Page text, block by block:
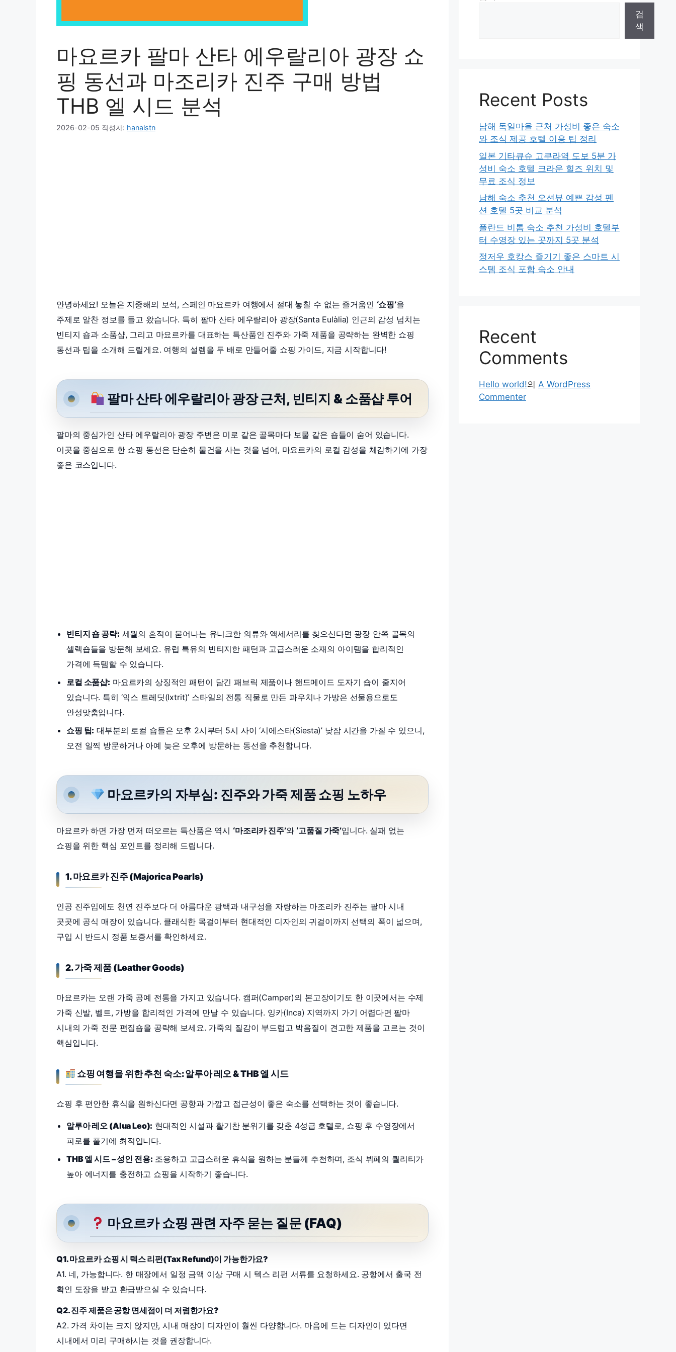
마요르카 팔마 산타 에우랄리아 광장 쇼
핑 동선과 마조리카 진주 구매 방법
THB 엘 시드 분석
2026-02-05 작성자: hanalstn
안녕하세요! 오늘은 지중해의 보석, 스페인 마요르카 여행에서 절대 놓칠 수 없는 즐거움인 ‘쇼핑’을
주제로 알찬 정보를 들고 왔습니다. 특히 팔마 산타 에우랄리아 광장(Santa Eulàlia) 인근의 감성 넘치는
빈티지 숍과 소품샵, 그리고 마요르카를 대표하는 특산품인 진주와 가죽 제품을 공략하는 완벽한 쇼핑
동선과 팁을 소개해 드릴게요. 여행의 설렘을 두 배로 만들어줄 쇼핑 가이드, 지금 시작합니다!
팔마 산타 에우랄리아 광장 근처, 빈티지 & 소품샵 투어
팔마의 중심가인 산타 에우랄리아 광장 주변은 미로 같은 골목마다 보물 같은 숍들이 숨어 있습니다.
이곳을 중심으로 한 쇼핑 동선은 단순히 물건을 사는 것을 넘어, 마요르카의 로컬 감성을 체감하기에 가장
좋은 코스입니다.
빈티지 숍 공략: 세월의 흔적이 묻어나는 유니크한 의류와 액세서리를 찾으신다면 광장 안쪽 골목의
셀렉숍들을 방문해 보세요. 유럽 특유의 빈티지한 패턴과 고급스러운 소재의 아이템을 합리적인
가격에 득템할 수 있습니다.
로컬 소품샵: 마요르카의 상징적인 패턴이 담긴 패브릭 제품이나 핸드메이드 도자기 숍이 줄지어
있습니다. 특히 ‘익스 트레딧(Ixtrit)’ 스타일의 전통 직물로 만든 파우치나 가방은 선물용으로도
안성맞춤입니다.
쇼핑 팁: 대부분의 로컬 숍들은 오후 2시부터 5시 사이 ‘시에스타(Siesta)’ 낮잠 시간을 가질 수 있으니,
오전 일찍 방문하거나 아예 늦은 오후에 방문하는 동선을 추천합니다.
마요르카의 자부심: 진주와 가죽 제품 쇼핑 노하우
마요르카 하면 가장 먼저 떠오르는 특산품은 역시 ‘마조리카 진주’와 ‘고품질 가죽’입니다. 실패 없는
쇼핑을 위한 핵심 포인트를 정리해 드립니다.
1. 마요르카 진주 (Majorica Pearls)
인공 진주임에도 천연 진주보다 더 아름다운 광택과 내구성을 자랑하는 마조리카 진주는 팔마 시내
곳곳에 공식 매장이 있습니다. 클래식한 목걸이부터 현대적인 디자인의 귀걸이까지 선택의 폭이 넓으며,
구입 시 반드시 정품 보증서를 확인하세요.
2. 가죽 제품 (Leather Goods)
마요르카는 오랜 가죽 공예 전통을 가지고 있습니다. 캠퍼(Camper)의 본고장이기도 한 이곳에서는 수제
가죽 신발, 벨트, 가방을 합리적인 가격에 만날 수 있습니다. 잉카(Inca) 지역까지 가기 어렵다면 팔마
시내의 가죽 전문 편집숍을 공략해 보세요. 가죽의 질감이 부드럽고 박음질이 견고한 제품을 고르는 것이
핵심입니다.
쇼핑 여행을 위한 추천 숙소: 알루아 레오 & THB 엘 시드
쇼핑 후 편안한 휴식을 원하신다면 공항과 가깝고 접근성이 좋은 숙소를 선택하는 것이 좋습니다.
알루아 레오 (Alua Leo): 현대적인 시설과 활기찬 분위기를 갖춘 4성급 호텔로, 쇼핑 후 수영장에서
피로를 풀기에 최적입니다.
THB 엘 시드 – 성인 전용: 조용하고 고급스러운 휴식을 원하는 분들께 추천하며, 조식 뷔페의 퀄리티가
높아 에너지를 충전하고 쇼핑을 시작하기 좋습니다.
마요르카 쇼핑 관련 자주 묻는 질문 (FAQ)
Q1. 마요르카 쇼핑 시 텍스 리펀(Tax Refund)이 가능한가요?
A1. 네, 가능합니다. 한 매장에서 일정 금액 이상 구매 시 텍스 리펀 서류를 요청하세요. 공항에서 출국 전
확인 도장을 받고 환급받으실 수 있습니다.
Q2. 진주 제품은 공항 면세점이 더 저렴한가요?
A2. 가격 차이는 크지 않지만, 시내 매장이 디자인이 훨씬 다양합니다. 마음에 드는 디자인이 있다면
시내에서 미리 구매하시는 것을 권장합니다.
검
색
Recent Posts
남해 독일마을 근처 가성비 좋은 숙소
와 조식 제공 호텔 이용 팁 정리
일본 기타큐슈 고쿠라역 도보 5분 가
성비 숙소 호텔 크라운 힐즈 위치 및
무료 조식 정보
남해 숙소 추천 오션뷰 예쁜 감성 펜
션 호텔 5곳 비교 분석
폴란드 비톰 숙소 추천 가성비 호텔부
터 수영장 있는 곳까지 5곳 분석
정저우 호캉스 즐기기 좋은 스마트 시
스템 조식 포함 숙소 안내
Recent
Comments
Hello world!의 A WordPress
Commenter